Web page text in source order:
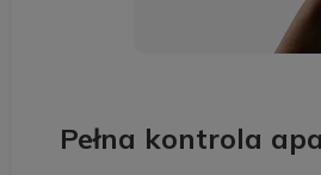
Pełna kontrola